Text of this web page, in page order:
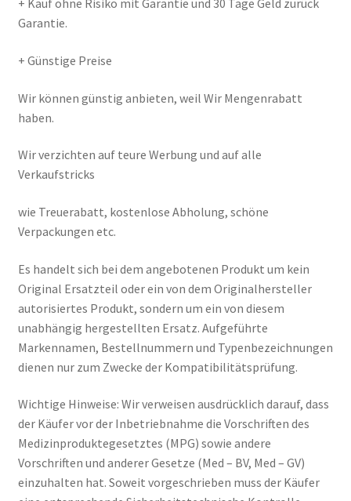
+ Kauf ohne Risiko mit Garantie und 30 Tage Geld zurück
Garantie.
+ Günstige Preise
Wir können günstig anbieten, weil Wir Mengenrabatt
haben.
Wir verzichten auf teure Werbung und auf alle
Verkaufstricks
wie Treuerabatt, kostenlose Abholung, schöne
Verpackungen etc.
Es handelt sich bei dem angebotenen Produkt um kein
Original Ersatzteil oder ein von dem Originalhersteller
autorisiertes Produkt, sondern um ein von diesem
unabhängig hergestellten Ersatz. Aufgeführte
Markennamen, Bestellnummern und Typenbezeichnungen
dienen nur zum Zwecke der Kompatibilitätsprüfung.
Wichtige Hinweise: Wir verweisen ausdrücklich darauf, dass
der Käufer vor der Inbetriebnahme die Vorschriften des
Medizinproduktegesetztes (MPG) sowie andere
Vorschriften und anderer Gesetze (Med – BV, Med – GV)
einzuhalten hat. Soweit vorgeschrieben muss der Käufer